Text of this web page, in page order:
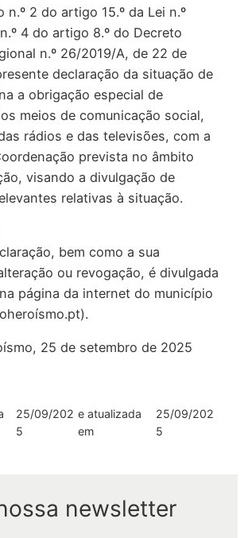
n.º 2 do artigo 15.º da Lei n.º
4 do artigo 8.º do Decreto
n.º 26/2019/A, de 22 de
declaração da situação de
a obrigação especial de
meios de comunicação social,
rádios e das televisões, com a
prevista no âmbito
visando a divulgação de
relativas à situação.
bem como a sua
ou revogação, é divulgada
página da internet do município
25 de setembro de 2025
25/09/202
5
e atualizada
em
25/09/202
5
newsletter